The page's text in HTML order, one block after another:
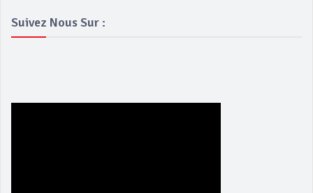
Suivez Nous Sur :